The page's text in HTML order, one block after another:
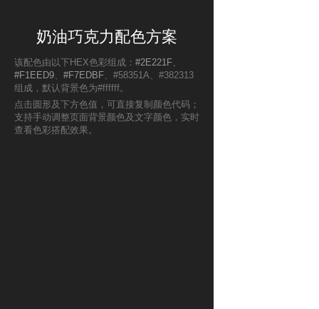
奶油巧克力配色方案
该配色由以下HEX色彩组成： #2E221F、
#F1EED9、 #F7EDBF、#58351A、#382313
组成，默认背景色为#ffffff。
点击圆形及下方色值，可直接复制颜色代码；
支持手动调整页面背景颜色及文字颜色，实时
查看色彩搭配效果。